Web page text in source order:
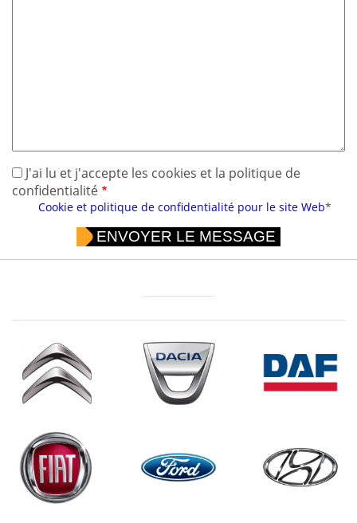
J'ai lu et j'accepte les cookies et la politique de
confidentialité
Cookie et politique de confidentialité pour le site Web*